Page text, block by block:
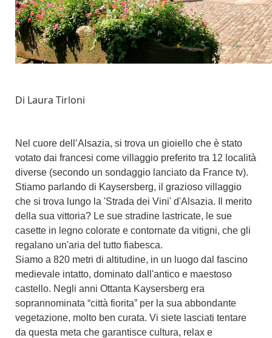
Di Laura Tirloni
Nel cuore dell’Alsazia, si trova un gioiello che è stato
votato dai francesi come villaggio preferito tra 12 località
diverse (secondo un sondaggio lanciato da France tv).
Stiamo parlando di Kaysersberg, il grazioso villaggio
che si trova lungo la 'Strada dei Vini' d'Alsazia.
Il merito
della sua vittoria? Le sue stradine lastricate, le sue
casette in legno colorate e contornate da vitigni, che gli
regalano un'aria del tutto fiabesca.
Siamo a 820 metri di altitudine, in un luogo dal fascino
medievale intatto, dominato dall'antico e maestoso
castello. Negli anni Ottanta Kaysersberg era
soprannominata “città fiorita” per la sua abbondante
vegetazione, molto ben curata. Vi siete lasciati tentare
da questa meta che garantisce cultura, relax e